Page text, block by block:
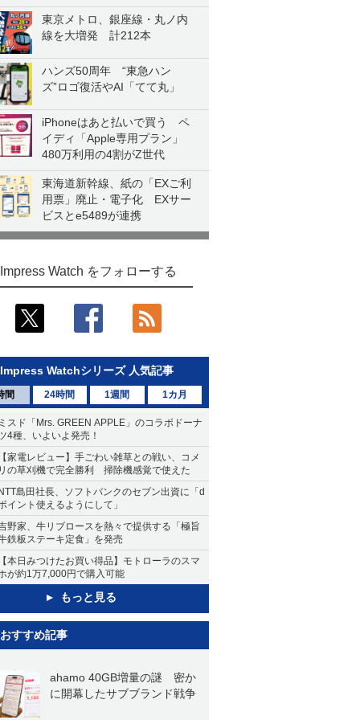
東京メトロ、銀座線・丸ノ内
線を大増発 計212本
ハンズ50周年 “東急ハン
ズ”ロゴ復活やAI「てて丸」
iPhoneはあと払いで買う ペ
イディ「Apple専用プラン」
480万利用の4割がZ世代
東海道新幹線、紙の「EXご利
用票」廃止・電子化 EXサー
ビスとe5489が連携
Impress Watch をフォローする
Impress Watchシリーズ 人気記事
間 24時間 1週間 1カ月
スド「Mrs. GREEN APPLE」のコラボドーナ
4種、いよいよ発売！
家電レビュー】手ごわい雑草との戦い、コメ
の草刈機で完全勝利 掃除機感覚で使えた
島田社長、ソフトバンクのセブン出資に「d
イント使えるようにして」
野家、牛リブロースを熱々で提供する「極旨
鉄板ステーキ定食」を発売
本日みつけたお買い得品】モトローラのスマ
が約1万7,000円で購入可能
もっと見る
おすすめ記事
ahamo 40GB増量の謎 密か
に開幕したサブブランド戦争